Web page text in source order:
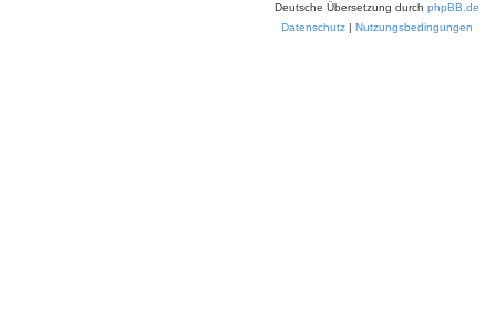
Deutsche Übersetzung durch phpBB.de
Datenschutz | Nutzungsbedingungen